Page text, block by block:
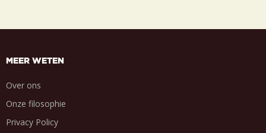
MEER WETEN
Over ons
Onze filosophie
Privacy Policy